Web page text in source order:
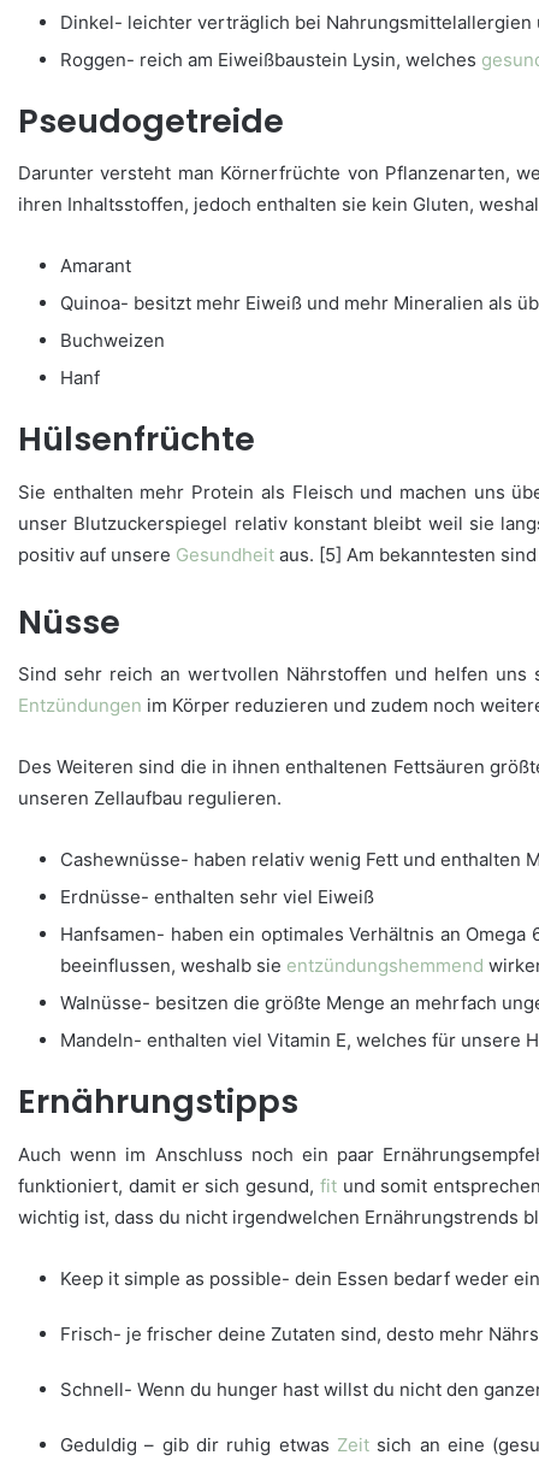
Dinkel- leichter verträglich bei Nahrungsmittelallergien
Roggen- reich am Eiweißbaustein Lysin, welches
Pseudogetreide
Darunter versteht man Körnerfrüchte von Pflanzenarten,
ihren Inhaltsstoffen, jedoch enthalten sie kein Gluten,
Amarant
Quinoa- besitzt mehr Eiweiß und mehr Mineralien als
Buchweizen
Hanf
Hülsenfrüchte
Sie enthalten mehr Protein als Fleisch und machen uns
unser Blutzuckerspiegel relativ konstant bleibt weil sie
positiv auf unsere Gesundheit aus. [5] Am bekanntesten
Nüsse
Sind sehr reich an wertvollen Nährstoffen und helfen
Entzündungen im Körper reduzieren und zudem noch
Des Weiteren sind die in ihnen enthaltenen Fettsäuren
unseren Zellaufbau regulieren.
Cashewnüsse- haben relativ wenig Fett und enthalten
Erdnüsse- enthalten sehr viel Eiweiß
Hanfsamen- haben ein optimales Verhältnis an
beeinflussen, weshalb sie entzündungshemmend
Walnüsse- besitzen die größte Menge an mehrfach
Mandeln- enthalten viel Vitamin E, welches für unsere
Ernährungstipps
Auch wenn im Anschluss noch ein paar
funktioniert, damit er sich gesund, fitund somit
wichtig ist, dass du nicht irgendwelchen Ernährungstrends
Keep it simple as possible- dein Essen bedarf weder
Frisch- je frischer deine Zutaten sind, desto mehr
Schnell- Wenn du hunger hast willst du nicht den
Geduldig – gib dir ruhig etwas Zeitsich an eine